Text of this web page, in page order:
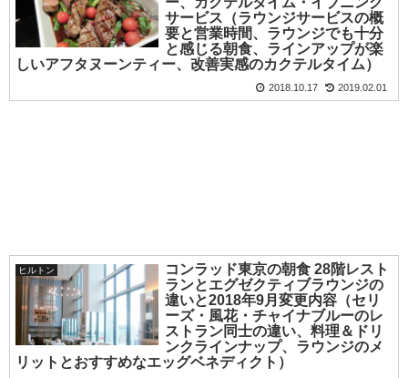
サービス（ラウンジサービスの概
要と営業時間、ラウンジでも十分
と感じる朝食、ラインアップが楽
しいアフタヌーンティー、改善実感のカクテルタイム）
2018.10.17 2019.02.01
ヒルトン
コンラッド東京の朝食 28階レスト
ランとエグゼクティブラウンジの
違いと2018年9月変更内容（セリ
ーズ・風花・チャイナブルーのレ
ストラン同士の違い、料理＆ドリ
ンクラインナップ、ラウンジのメ
リットとおすすめなエッグベネディクト）